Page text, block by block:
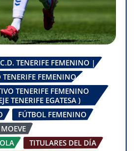
C.D. TENERIFE FEMENINO |
FEMENINO
TENERIFE FEMENINO
TENERIFE EGATESA )
FÚTBOL FEMENINO
TITULARES DEL DÍA